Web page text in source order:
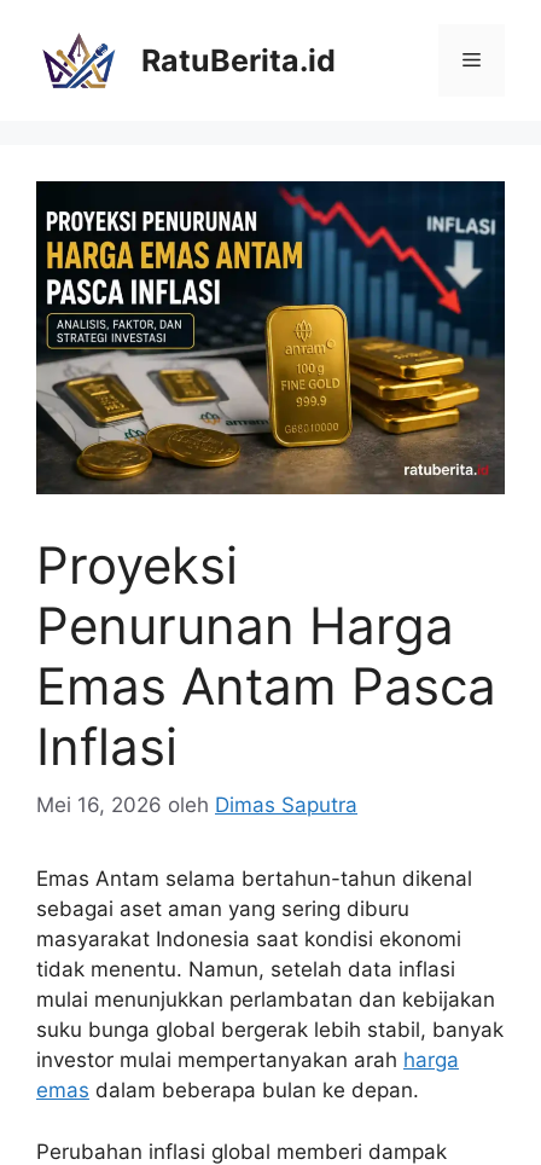
RatuBerita.id Menu
Proyeksi
Penurunan Harga
Emas Antam Pasca
Inflasi
Mei 16, 2026 oleh Dimas Saputra
Emas Antam selama bertahun-tahun dikenal
sebagai aset aman yang sering diburu
masyarakat Indonesia saat kondisi ekonomi
tidak menentu. Namun, setelah data inflasi
mulai menunjukkan perlambatan dan kebijakan
suku bunga global bergerak lebih stabil, banyak
investor mulai mempertanyakan arah harga
emas dalam beberapa bulan ke depan.
Perubahan inflasi global memberi dampak